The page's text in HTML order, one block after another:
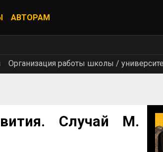
АВТОРАМ
Организация работы школы /
Случай М.